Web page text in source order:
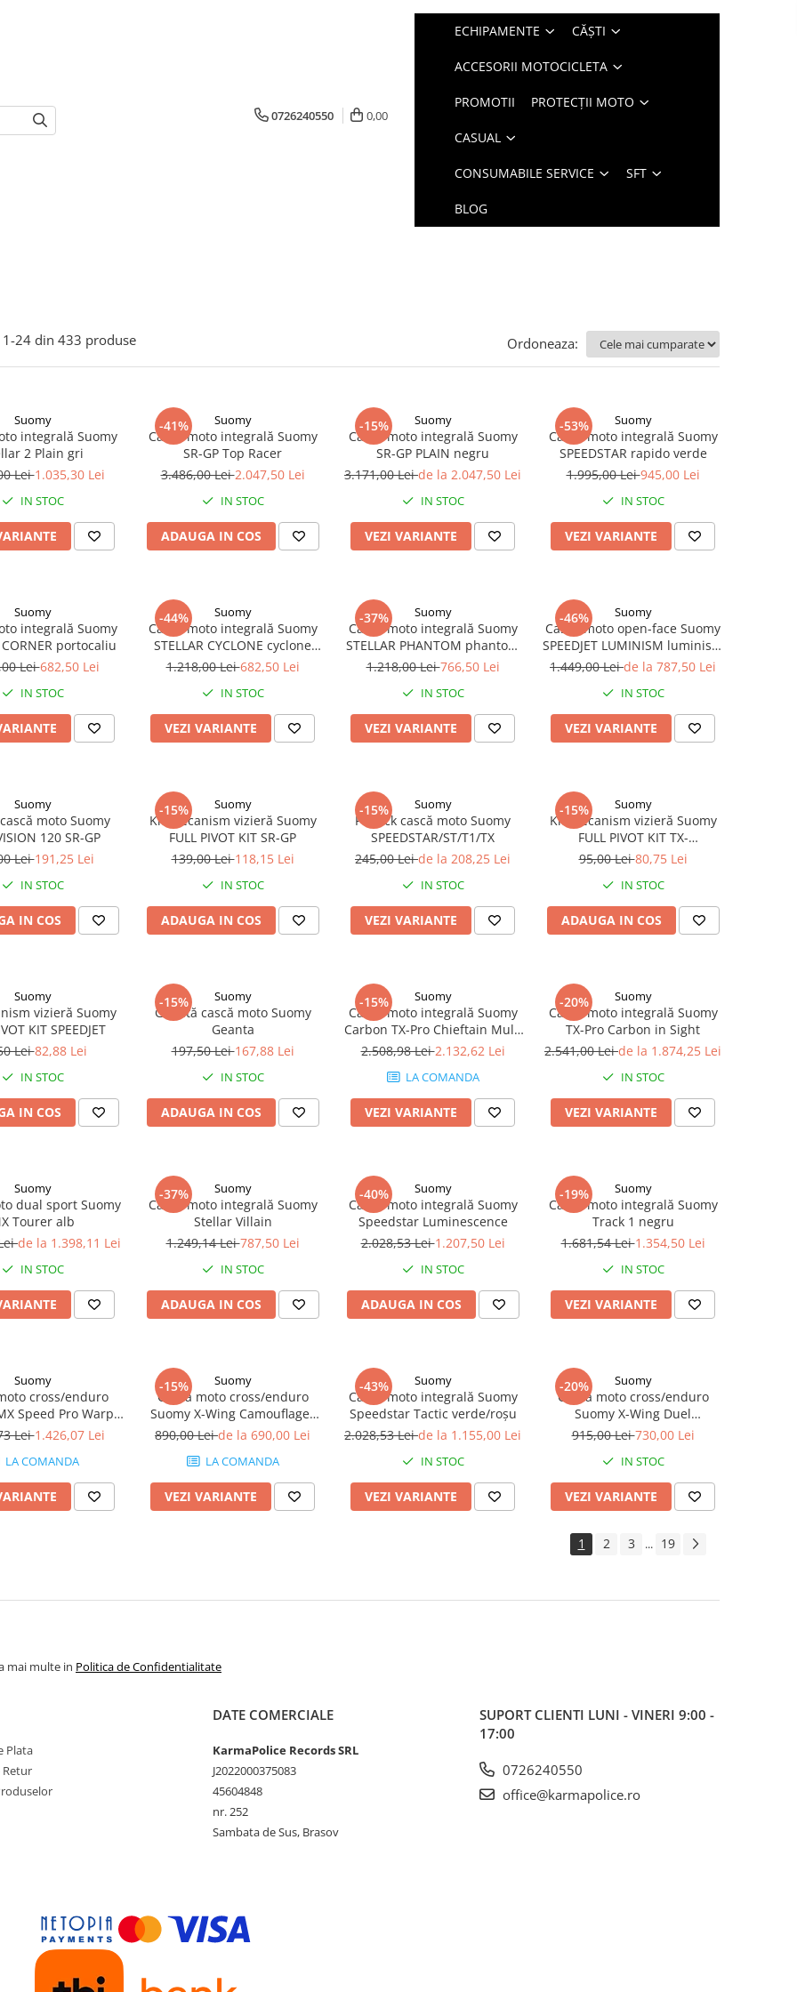
0726240550 0,00
ECHIPAMENTE CĂȘTI
ACCESORII MOTOCICLETA
PROMOTII PROTECȚII MOTO
CASUAL
CONSUMABILE SERVICE SFT
BLOG
1-24 din 433 produse Ordoneaza:
Suomy
integrală Suomy
2 Plain gri
Lei1.035,30 Lei
IN STOC
-41% Suomy
Cască moto integrală Suomy
SR-GP Top Racer
3.486,00 Lei2.047,50 Lei
IN STOC
ADAUGA IN COS
-15% Suomy
Cască moto integrală Suomy
SR-GP PLAIN negru
3.171,00 Leide la 2.047,50 Lei
IN STOC
VEZI VARIANTE
-53% Suomy
Cască moto integrală Suomy
SPEEDSTAR rapido verde
1.995,00 Lei945,00 Lei
IN STOC
VEZI VARIANTE
Suomy
integrală Suomy
CORNER portocaliu
Lei682,50 Lei
IN STOC
-44% Suomy
Cască moto integrală Suomy
STELLAR CYCLONE cyclone
matt
1.218,00 Lei682,50 Lei
IN STOC
VEZI VARIANTE
-37% Suomy
Cască moto integrală Suomy
STELLAR PHANTOM phantom
matt
1.218,00 Lei766,50 Lei
IN STOC
VEZI VARIANTE
-46% Suomy
Cască moto open-face Suomy
SPEEDJET LUMINISM luminism
antracit
1.449,00 Leide la 787,50 Lei
IN STOC
VEZI VARIANTE
Suomy
moto Suomy
120 SR-GP
Lei191,25 Lei
IN STOC
IN COS
-15% Suomy
Kit mecanism vizieră Suomy
FULL PIVOT KIT SR-GP
139,00 Lei118,15 Lei
IN STOC
ADAUGA IN COS
-15% Suomy
Pinlock cască moto Suomy
SPEEDSTAR/ST/T1/TX
245,00 Leide la 208,25 Lei
IN STOC
VEZI VARIANTE
-15% Suomy
Kit mecanism vizieră Suomy
FULL PIVOT KIT TX-
PRO/TRACK-1/VR/ST
95,00 Lei80,75 Lei
IN STOC
ADAUGA IN COS
Suomy
vizieră Suomy
KIT SPEEDJET
Lei82,88 Lei
IN STOC
IN COS
-15% Suomy
Geantă cască moto Suomy
Geanta
197,50 Lei167,88 Lei
IN STOC
ADAUGA IN COS
-15% Suomy
Cască moto integrală Suomy
Carbon TX-Pro Chieftain Multi
Carbon
2.508,98 Lei2.132,62 Lei
LA COMANDA
VEZI VARIANTE
-20% Suomy
Cască moto integrală Suomy
TX-Pro Carbon in Sight
2.541,00 Leide la 1.874,25 Lei
IN STOC
VEZI VARIANTE
Suomy
dual sport Suomy
Tourer alb
de la 1.398,11 Lei
IN STOC
-37% Suomy
Cască moto integrală Suomy
Stellar Villain
1.249,14 Lei787,50 Lei
IN STOC
ADAUGA IN COS
-40% Suomy
Cască moto integrală Suomy
Speedstar Luminescence
2.028,53 Lei1.207,50 Lei
IN STOC
ADAUGA IN COS
-19% Suomy
Cască moto integrală Suomy
Track 1 negru
1.681,54 Lei1.354,50 Lei
IN STOC
VEZI VARIANTE
Suomy
cross/enduro
Speed Pro Warp
galben
Lei1.426,07 Lei
LA COMANDA
-15% Suomy
Cască moto cross/enduro
Suomy X-Wing Camouflager
roșu Matt
890,00 Leide la 690,00 Lei
LA COMANDA
VEZI VARIANTE
-43% Suomy
Cască moto integrală Suomy
Speedstar Tactic verde/roșu
2.028,53 Leide la 1.155,00 Lei
IN STOC
VEZI VARIANTE
-20% Suomy
Cască moto cross/enduro
Suomy X-Wing Duel
albastru/roșu/galben
915,00 Lei730,00 Lei
IN STOC
VEZI VARIANTE
1 2 3 ... 19
mai multe in Politica de Confidentialitate
Plata
Retur
DATE COMERCIALE
KarmaPolice Records SRL
J2022000375083
45604848
nr. 252
Sambata de Sus, Brasov
SUPORT CLIENTI LUNI - VINERI 9:00 -
17:00
0726240550
office@karmapolice.ro